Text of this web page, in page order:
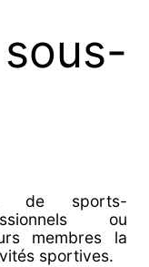
de sports-
ou
membres la
sportives.